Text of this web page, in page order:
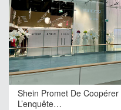
Shein Promet De
L’enquête…